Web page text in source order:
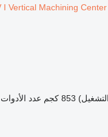
853 كجم عدد الأدوات